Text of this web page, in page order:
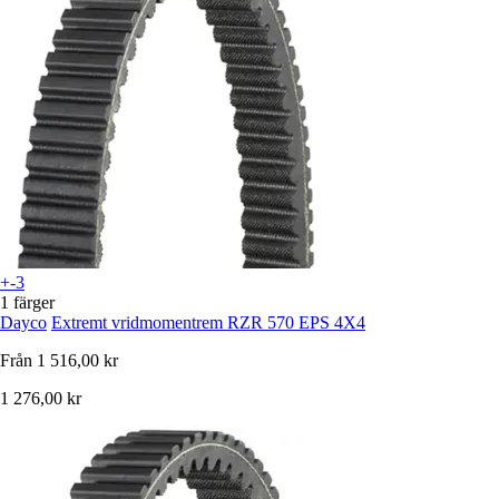
+-3
1 färger
Dayco Extremt vridmomentrem RZR 570 EPS 4X4
Från 1 516,00 kr
1 276,00 kr